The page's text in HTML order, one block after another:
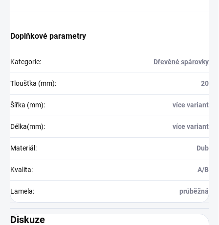
Doplňkové parametry
Kategorie: Dřevěné spárovky
Tloušťka (mm): 20
Šířka (mm): více variant
Délka(mm): více variant
Materiál: Dub
Kvalita: A/B
Lamela: průběžná
Diskuze